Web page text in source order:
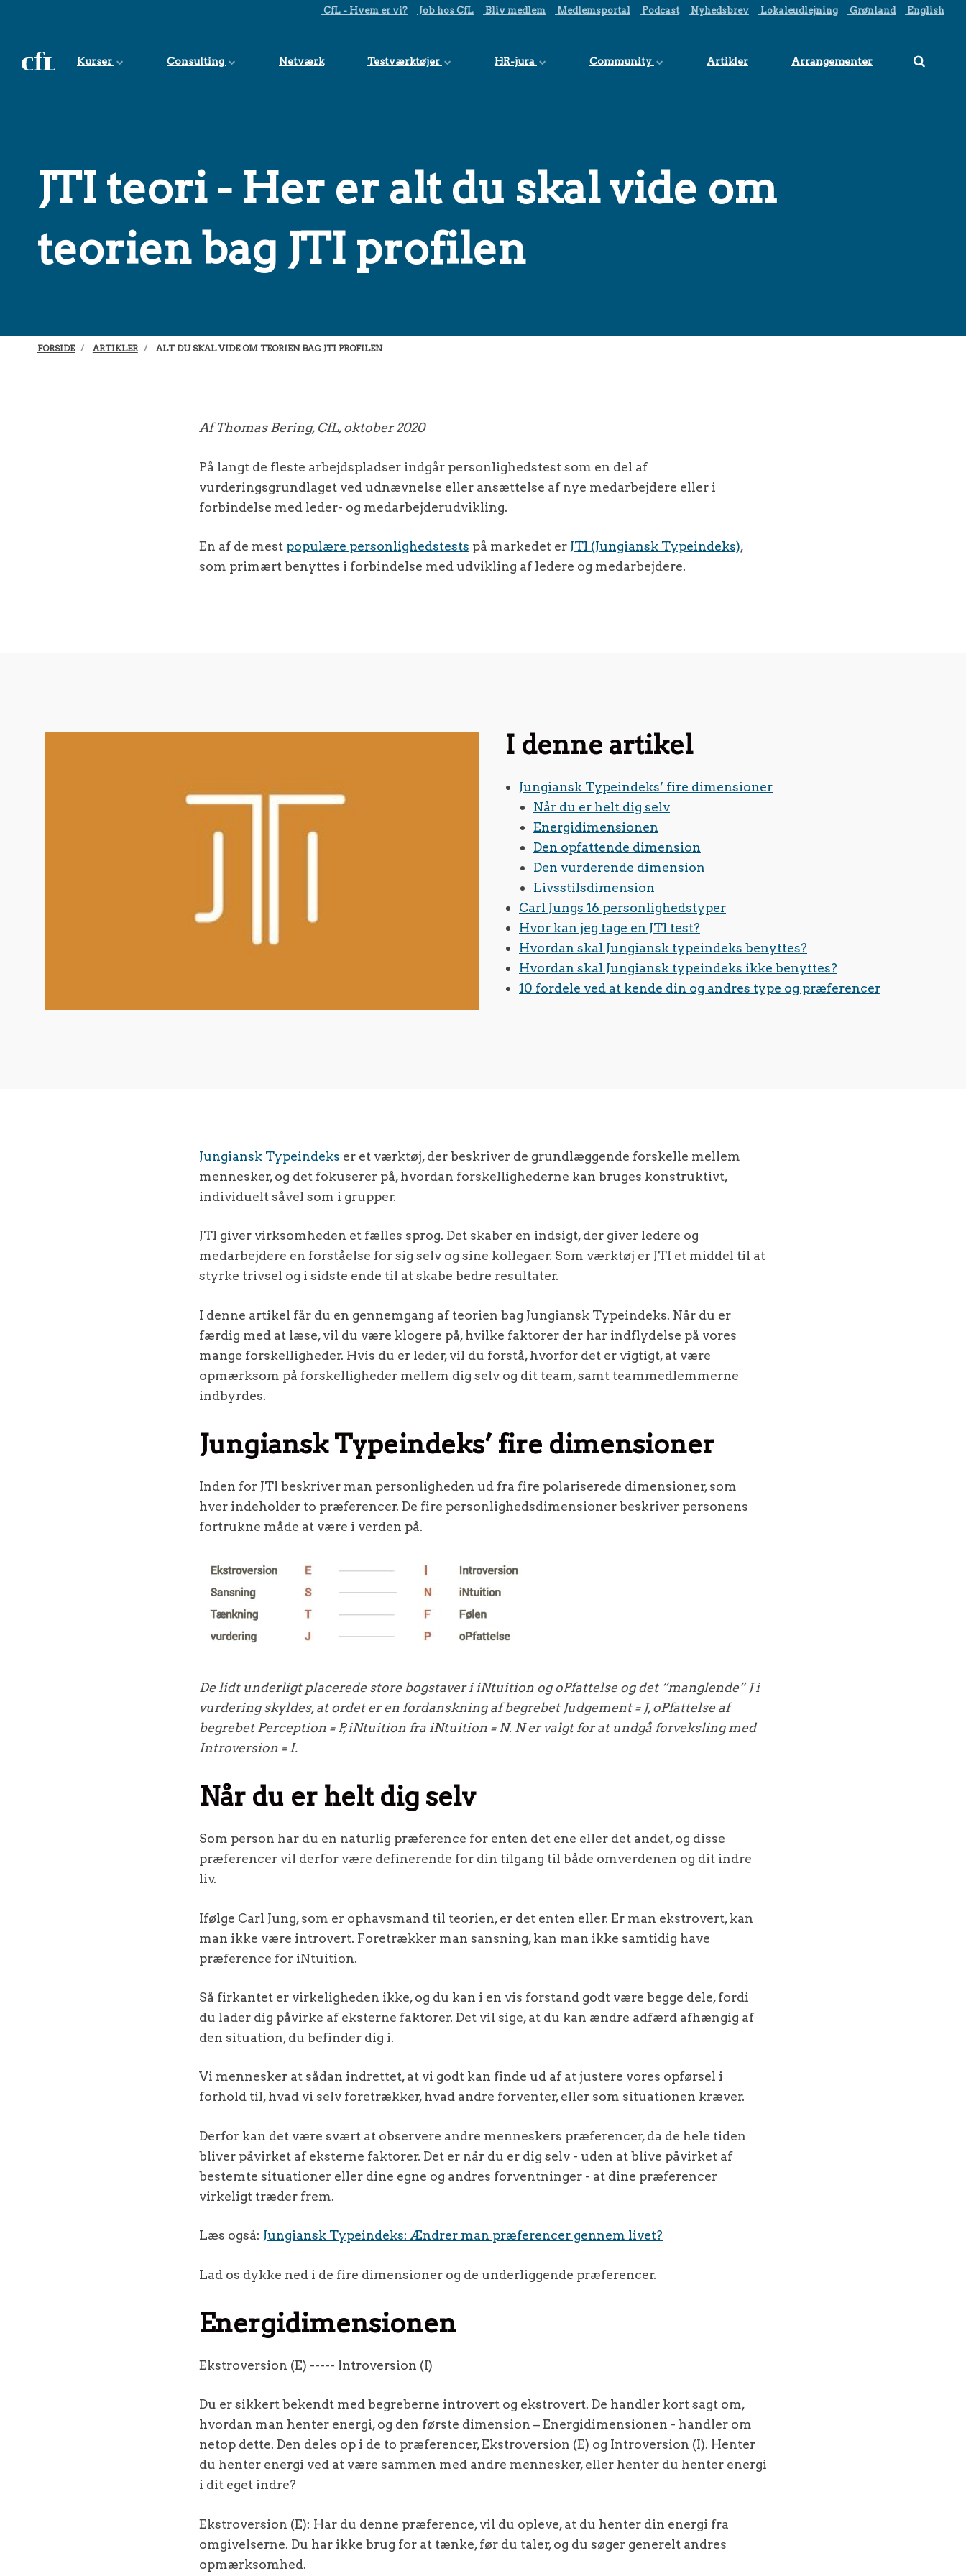
CfL - Hvem er vi? Job hos CfL Bliv medlem Medlemsportal Podcast Nyhedsbrev Lokaleudlejning Grønland English
Kurser Consulting Netværk Testværktøjer HR-jura Community Artikler Arrangementer
JTI teori - Her er alt du skal vide om
teorien bag JTI profilen
FORSIDE ARTIKLER ALT DU SKAL VIDE OM TEORIEN BAG JTI PROFILEN
Af Thomas Bering, CfL, oktober 2020
På langt de fleste arbejdspladser indgår personlighedstest som en del af
vurderingsgrundlaget ved udnævnelse eller ansættelse af nye medarbejdere eller i
forbindelse med leder- og medarbejderudvikling.
En af de mest populære personlighedstests på markedet er JTI (Jungiansk Typeindeks),
som primært benyttes i forbindelse med udvikling af ledere og medarbejdere.
I denne artikel
Jungiansk Typeindeks’ fire dimensioner
Når du er helt dig selv
Energidimensionen
Den opfattende dimension
Den vurderende dimension
Livsstilsdimension
Carl Jungs 16 personlighedstyper
Hvor kan jeg tage en JTI test?
Hvordan skal Jungiansk typeindeks benyttes?
Hvordan skal Jungiansk typeindeks ikke benyttes?
10 fordele ved at kende din og andres type og præferencer
Jungiansk Typeindeks er et værktøj, der beskriver de grundlæggende forskelle mellem
mennesker, og det fokuserer på, hvordan forskellighederne kan bruges konstruktivt,
individuelt såvel som i grupper.
JTI giver virksomheden et fælles sprog. Det skaber en indsigt, der giver ledere og
medarbejdere en forståelse for sig selv og sine kollegaer. Som værktøj er JTI et middel til at
styrke trivsel og i sidste ende til at skabe bedre resultater.
I denne artikel får du en gennemgang af teorien bag Jungiansk Typeindeks. Når du er
færdig med at læse, vil du være klogere på, hvilke faktorer der har indflydelse på vores
mange forskelligheder. Hvis du er leder, vil du forstå, hvorfor det er vigtigt, at være
opmærksom på forskelligheder mellem dig selv og dit team, samt teammedlemmerne
indbyrdes.
Jungiansk Typeindeks’ fire dimensioner
Inden for JTI beskriver man personligheden ud fra fire polariserede dimensioner, som
hver indeholder to præferencer. De fire personlighedsdimensioner beskriver personens
fortrukne måde at være i verden på.
De lidt underligt placerede store bogstaver i iNtuition og oPfattelse og det “manglende” J i
vurdering skyldes, at ordet er en fordanskning af begrebet Judgement = J, oPfattelse af
begrebet Perception = P, iNtuition fra iNtuition = N. N er valgt for at undgå forveksling med
Introversion = I.
Når du er helt dig selv
Som person har du en naturlig præference for enten det ene eller det andet, og disse
præferencer vil derfor være definerende for din tilgang til både omverdenen og dit indre
liv.
Ifølge Carl Jung, som er ophavsmand til teorien, er det enten eller. Er man ekstrovert, kan
man ikke være introvert. Foretrækker man sansning, kan man ikke samtidig have
præference for iNtuition.
Så firkantet er virkeligheden ikke, og du kan i en vis forstand godt være begge dele, fordi
du lader dig påvirke af eksterne faktorer. Det vil sige, at du kan ændre adfærd afhængig af
den situation, du befinder dig i.
Vi mennesker at sådan indrettet, at vi godt kan finde ud af at justere vores opførsel i
forhold til, hvad vi selv foretrækker, hvad andre forventer, eller som situationen kræver.
Derfor kan det være svært at observere andre menneskers præferencer, da de hele tiden
bliver påvirket af eksterne faktorer. Det er når du er dig selv - uden at blive påvirket af
bestemte situationer eller dine egne og andres forventninger - at dine præferencer
virkeligt træder frem.
Læs også: Jungiansk Typeindeks: Ændrer man præferencer gennem livet?
Lad os dykke ned i de fire dimensioner og de underliggende præferencer.
Energidimensionen
Ekstroversion (E) ----- Introversion (I)
Du er sikkert bekendt med begreberne introvert og ekstrovert. De handler kort sagt om,
hvordan man henter energi, og den første dimension – Energidimensionen - handler om
netop dette. Den deles op i de to præferencer, Ekstroversion (E) og Introversion (I). Henter
du henter energi ved at være sammen med andre mennesker, eller henter du henter energi
i dit eget indre?
Ekstroversion (E): Har du denne præference, vil du opleve, at du henter din energi fra
omgivelserne. Du har ikke brug for at tænke, før du taler, og du søger generelt andres
opmærksomhed.